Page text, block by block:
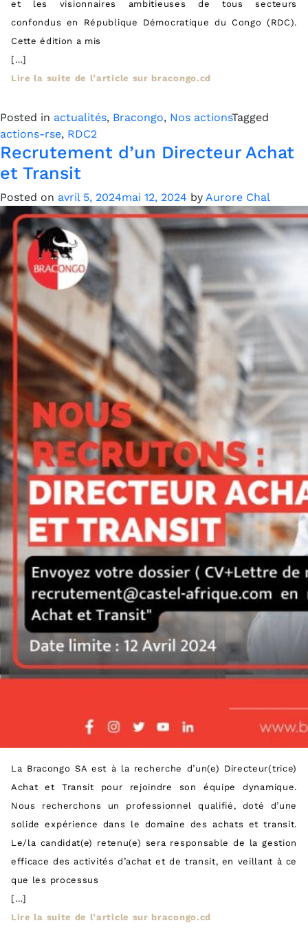
et les visionnaires ambitieuses de tous secteurs
confondus en République Démocratique du Congo (RDC).
Cette édition a mis
[…]
Lire la suite de l’article sur bracongo.cd
Posted in actualités, Bracongo, Nos actionsTagged
actions-rse, RDC2
Recrutement d’un Directeur Achat
et Transit
Posted on avril 5, 2024mai 12, 2024 by Aurore Chal
La Bracongo SA est à la recherche d’un(e) Directeur(trice)
Achat et Transit pour rejoindre son équipe dynamique.
Nous recherchons un professionnel qualifié, doté d’une
solide expérience dans le domaine des achats et transit.
Le/la candidat(e) retenu(e) sera responsable de la gestion
efficace des activités d’achat et de transit, en veillant à ce
que les processus
[…]
Lire la suite de l’article sur bracongo.cd